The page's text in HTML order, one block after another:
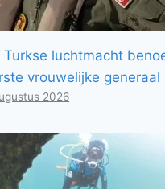
Turkse luchtmacht
vrouwelijke generaal
2026